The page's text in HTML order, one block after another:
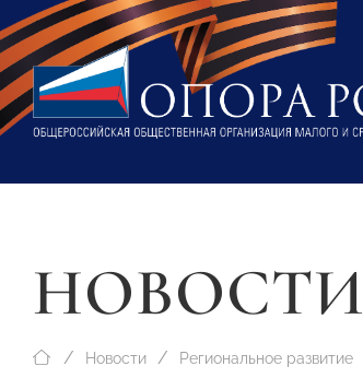
НОВОСТИ
Новости Региональное развитие